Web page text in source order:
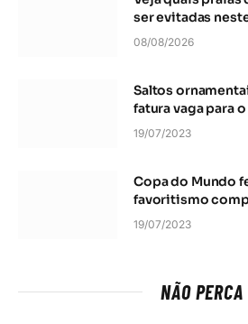
ser evitadas
08/08/2026
Saltos
fatura vaga para
19/07/2023
Copa do Mundo
favoritismo
19/07/2023
NÃO PERCA